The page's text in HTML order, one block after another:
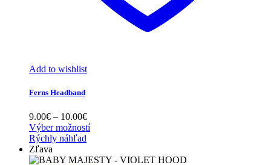
Add to wishlist
Ferns Headband
9.00€ – 10.00€Price
range:
10.00€
Výber možností
Rýchly náhľad
Zľava